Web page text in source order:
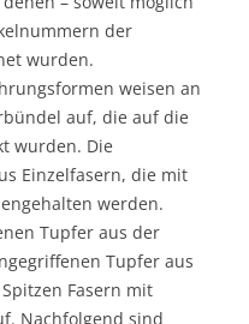
der
wurden.
weisen an
auf, die auf die
wurden. Die
Einzelfasern, die mit
werden.
Tupfer aus der
Tupfer aus
Fasern mit
Nachfolgend sind